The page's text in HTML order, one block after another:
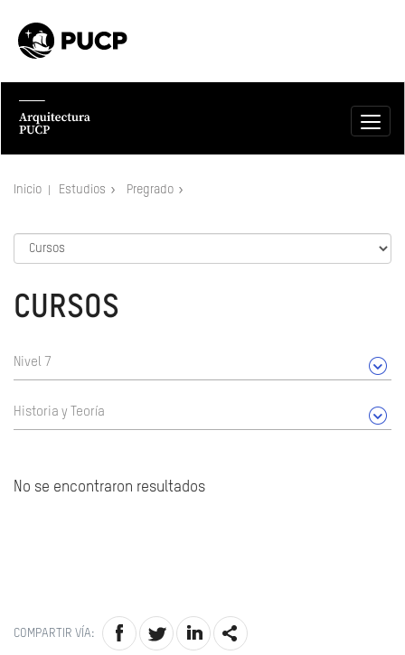
Inicio Estudios Pregrado
CURSOS
Nivel 7
Historia y Teoría
No se encontraron resultados
COMPARTIR VÍA: